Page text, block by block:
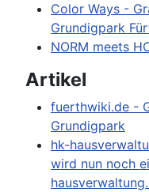
Color Ways -
Grundigpark
NORM meets
Artikel
fuerthwiki.de -
Grundigpark
hk-
wird nun noch